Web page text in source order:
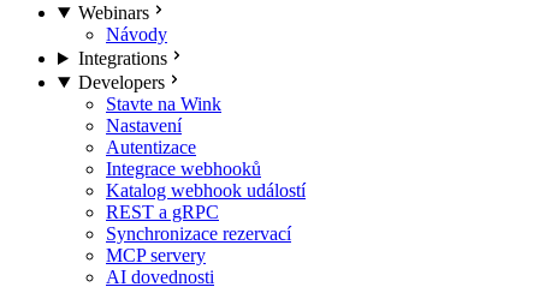
Webinars
Návody
Integrations
Developers
Stavte na Wink
Nastavení
Autentizace
Integrace webhooků
Katalog webhook událostí
REST a gRPC
Synchronizace rezervací
MCP servery
AI dovednosti